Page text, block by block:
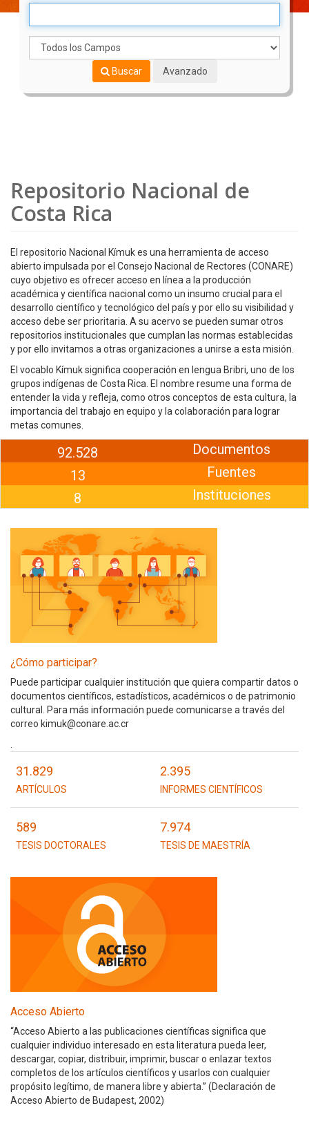
Buscar Avanzado
Repositorio Nacional de
Costa Rica
El repositorio Nacional Kímuk es una herramienta de acceso
abierto impulsada por el Consejo Nacional de Rectores (CONARE)
cuyo objetivo es ofrecer acceso en línea a la producción
académica y científica nacional como un insumo crucial para el
desarrollo científico y tecnológico del país y por ello su visibilidad y
acceso debe ser prioritaria. A su acervo se pueden sumar otros
repositorios institucionales que cumplan las normas establecidas
y por ello invitamos a otras organizaciones a unirse a esta misión.
El vocablo Kímuk significa cooperación en lengua Bribri, uno de los
grupos indígenas de Costa Rica. El nombre resume una forma de
entender la vida y refleja, como otros conceptos de esta cultura, la
importancia del trabajo en equipo y la colaboración para lograr
metas comunes.
92.528
13
8
Documentos
Fuentes
Instituciones
¿Cómo participar?
Puede participar cualquier institución que quiera compartir datos o
documentos científicos, estadísticos, académicos o de patrimonio
cultural. Para más información puede comunicarse a través del
correo kimuk@conare.ac.cr
31.829
ARTÍCULOS
2.395
INFORMES CIENTÍFICOS
589
TESIS DOCTORALES
7.974
TESIS DE MAESTRÍA
Acceso Abierto
“Acceso Abierto a las publicaciones científicas significa que
cualquier individuo interesado en esta literatura pueda leer,
descargar, copiar, distribuir, imprimir, buscar o enlazar textos
completos de los artículos científicos y usarlos con cualquier
propósito legítimo, de manera libre y abierta.” (Declaración de
Acceso Abierto de Budapest, 2002)